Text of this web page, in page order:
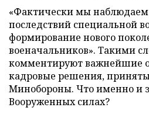
«Фактически мы
последствий специальной
формирование нового
военачальников». Такими
комментируют важнейшие
кадровые решения,
Минобороны. Что именно и
Вооруженных силах?